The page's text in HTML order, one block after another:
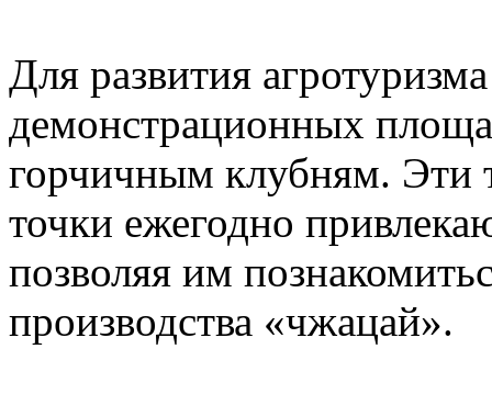
Для развития
демонстрационных
горчичным клубням. Эти
точки ежегодно
позволяя им
производства «чжацай».